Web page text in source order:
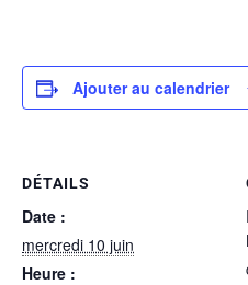
Ajouter au calendrier
DÉTAILS
Date :
mercredi 10 juin
Heure :